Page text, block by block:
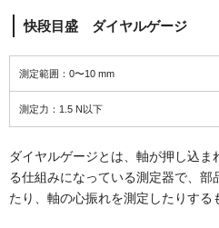
快段目盛 ダイヤルゲージ
測定範囲：0〜10 mm
測定力：1.5 N以下
ダイヤルゲージとは、軸が押し込
る仕組みになっている測定器で、部
たり、軸の心振れを測定したりする